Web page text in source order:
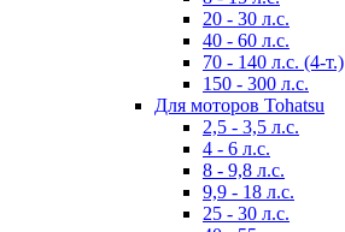
20 - 30 л.с.
40 - 60 л.с.
70 - 140 л.с. (4-т.)
150 - 300 л.с.
Для моторов Tohatsu
2,5 - 3,5 л.с.
4 - 6 л.с.
8 - 9,8 л.с.
9,9 - 18 л.с.
25 - 30 л.с.